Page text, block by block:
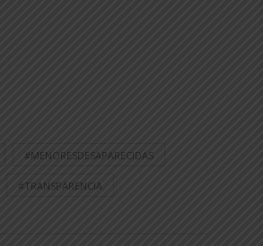
#MENORESDESAPARECIDAS
#TRANSPARENCIA